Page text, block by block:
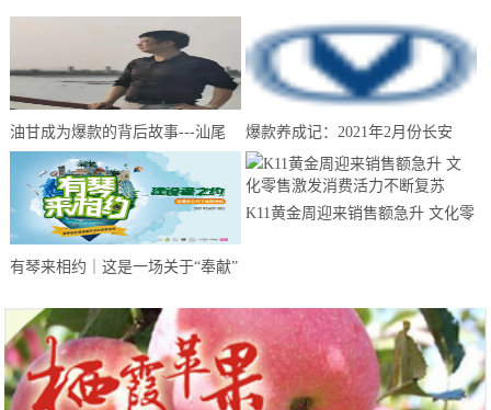
油甘成为爆款的背后故事---汕尾
南果农业带你来揭晓
爆款养成记：2021年2月份长安
CS75夺得中国SUV销量冠军
有琴来相约｜这是一场关于“奉献”
K11黄金周迎来销售额急升 文化零